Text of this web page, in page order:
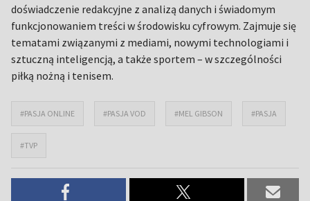
doświadczenie redakcyjne z analizą danych i świadomym
funkcjonowaniem treści w środowisku cyfrowym. Zajmuje się
tematami związanymi z mediami, nowymi technologiami i
sztuczną inteligencją, a także sportem – w szczególności
piłką nożną i tenisem.
#PASJA ONLINE #PASJA VOD #MEL GIBSON #PASJA
#TVP